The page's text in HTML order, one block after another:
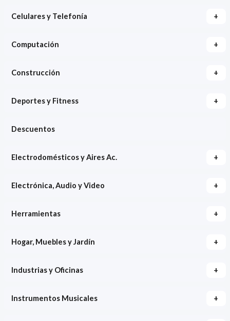
Celulares y Telefonía +
Computación +
Construcción +
Deportes y Fitness +
Descuentos
Electrodomésticos y Aires Ac. +
Electrónica, Audio y Video +
Herramientas +
Hogar, Muebles y Jardín +
Industrias y Oficinas +
Instrumentos Musicales +